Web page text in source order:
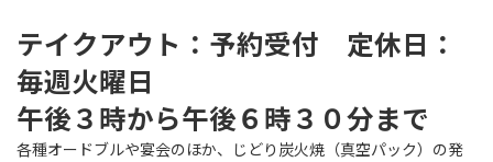
テイクアウト：予約受付 定休日：
毎週火曜日
午後３時から午後６時３０分まで
各種オードブルや宴会のほか、じどり炭火焼（真空パック）の発